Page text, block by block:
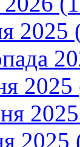
2025
2025
2025